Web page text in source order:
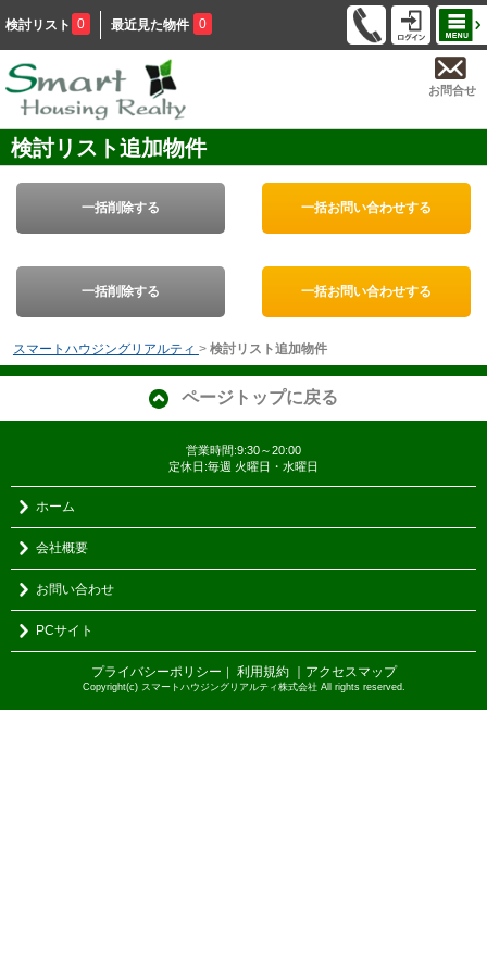
検討リスト 0 最近見た物件 0
お問合せ
検討リスト追加物件
一括削除する 一括お問い合わせする
一括削除する 一括お問い合わせする
スマートハウジングリアルティ > 検討リスト追加物件
ページトップに戻る
営業時間:9:30～20:00
定休日:毎週 火曜日・水曜日
ホーム
会社概要
お問い合わせ
PCサイト
プライバシーポリシー 利用規約 ｜アクセスマップ
Copyright(c) スマートハウジングリアルティ株式会社 All rights reserved.